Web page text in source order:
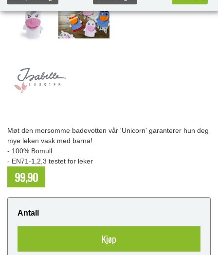
Møt den morsomme badevotten vår 'Unicorn' garanterer hun deg
mye leken vask med barna!
- 100% Bomull
- EN71-1,2,3 testet for leker
99,90
Antall
Kjøp